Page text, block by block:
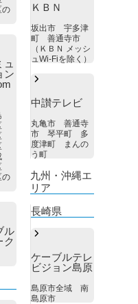
ン
ル
ク
ＫＢＮ
坂出市 宇多津
町 善通寺市
（ＫＢＮ メッシ
ュWi-Fiを除く）
中讃テレビ
丸亀市 善通寺
市 琴平町 多
度津町 まんの
う町
九州・沖縄エ
リア
長崎県
ケーブルテレ
ビジョン島原
島原市全域 南
島原市